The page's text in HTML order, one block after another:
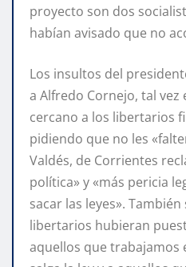
proyecto son dos
habían avisado que no
Los insultos del
a Alfredo Cornejo, tal
cercano a los libertarios
pidiendo que no les
Valdés, de Corrientes
política» y «más pericia
sacar las leyes».
libertarios hubieran
aquellos que trabajamos